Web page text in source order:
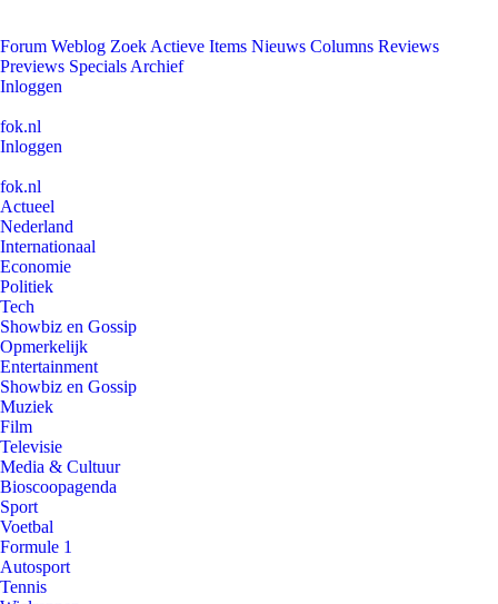
Forum Weblog Zoek Actieve Items Nieuws Columns Reviews
Previews Specials Archief
Inloggen
fok.nl
Inloggen
fok.nl
Actueel
Nederland
Internationaal
Economie
Politiek
Tech
Showbiz en Gossip
Opmerkelijk
Entertainment
Showbiz en Gossip
Muziek
Film
Televisie
Media & Cultuur
Bioscoopagenda
Sport
Voetbal
Formule 1
Autosport
Tennis